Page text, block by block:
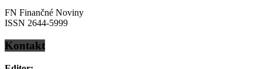
FN Finančné Noviny
ISSN 2644-5999
Kontakt